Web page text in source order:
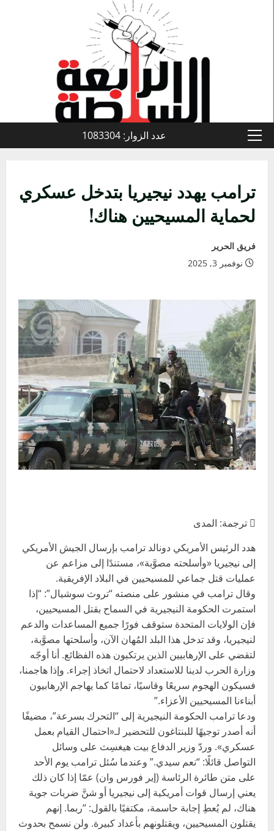
القائمة
عدد الزوار: 1083304
ترامب يهدد نيجيريا بتدخل عسكري
لحماية المسيحيين هناك!
فريق الحرير
نوفمبر 3, 2025
 ترجمة: المدى
هدد الرئيس الأمريكي دونالد ترامب بإرسال الجيش الأمريكي
إلى نيجيريا «وأسلحته مصوَّبة»، مستندًا إلى مزاعم عن
عمليات قتل جماعي للمسيحيين في البلاد الإفريقية.
وقال ترامب في منشور على منصته “تروث سوشيال”: “إذا
استمرت الحكومة النيجيرية في السماح بقتل المسيحيين،
فإن الولايات المتحدة ستوقف فورًا جميع المساعدات والدعم
لنيجيريا، وقد تدخل هذا البلد المُهان الآن، وأسلحتها مصوَّبة،
لتقضي على الإرهابيين الذين يرتكبون هذه الفظائع. أنا أوجّه
وزارة الحرب لدينا للاستعداد لاحتمال اتخاذ إجراء. وإذا هاجمنا،
فسيكون الهجوم سريعًا وقاسيًا، تمامًا كما يهاجم الإرهابيون
أبناءنا المسيحيين الأعزاء.”
ودعا ترامب الحكومة النيجيرية إلى “التحرك بسرعة”، مضيفًا
أنه أصدر توجيهًا للبنتاغون للتحضير لـ«احتمال القيام بعمل
عسكري». وردّ وزير الدفاع بيت هيغسِث على وسائل
التواصل قائلًا: “نعم سيدي.” وعندما سُئل ترامب يوم الأحد
على متن طائرة الرئاسة (إير فورس وان) عمّا إذا كان ذلك
يعني إرسال قوات أمريكية إلى نيجيريا أو شنَّ ضربات جوية
هناك، لم يُعطِ إجابة حاسمة، مكتفيًا بالقول: “ربما. إنهم
يقتلون المسيحيين، ويقتلونهم بأعداد كبيرة. ولن نسمح بحدوث